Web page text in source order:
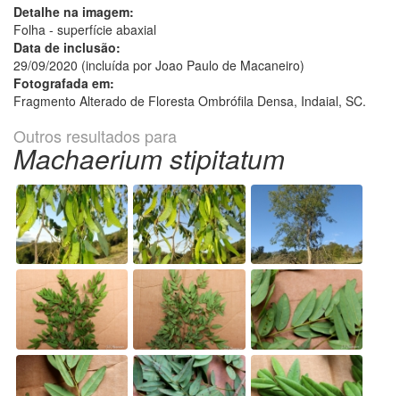
Detalhe na imagem:
Folha - superfície abaxial
Data de inclusão:
29/09/2020 (incluída por Joao Paulo de Macaneiro)
Fotografada em:
Fragmento Alterado de Floresta Ombrófila Densa, Indaial, SC.
Outros resultados para
Machaerium stipitatum